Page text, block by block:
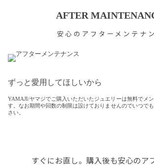
AFTER
安心のアフターメンテナ
ずっと愛用してほしいから
YAMAJI/ヤマジでご購入いただいたジュエリーは無料でメ
す。なお期間や回数の制限は設けておりませんのでいつで
さい。
すぐにお直し。購入後も安心のア